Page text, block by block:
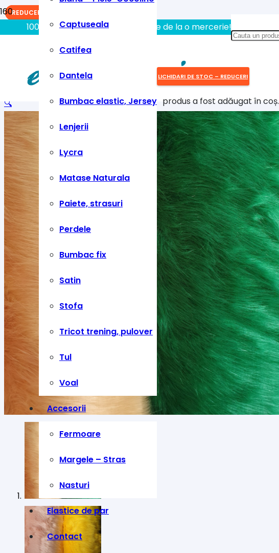
100% aici gasiti tot ce aveti nevoie de la o mercerie!!
Captuseala
Catifea
Dantela
Bumbac elastic, Jersey
Lenjerii
Lycra
Matase Naturala
Paiete, strasuri
Perdele
Bumbac fix
Satin
Stofa
Tricot trening, pulover
Tul
Voal
Accesorii
Fermoare
Margele – Stras
Nasturi
Elastice de par
Contact
LICHIDARI DE STOC – REDUCERI
produsa fost adăugat în coș.
🔍
REDUCERI!
REDUCERI!
REDUCERI!